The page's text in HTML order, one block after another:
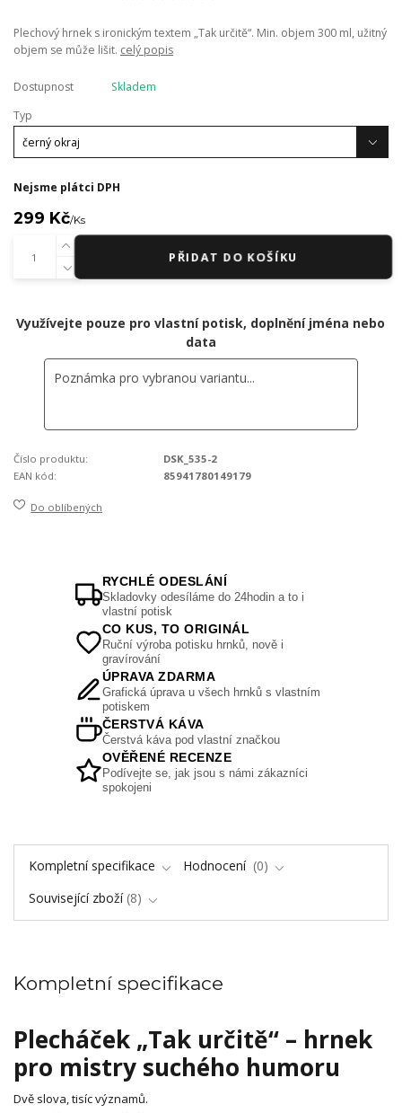
Plechový hrnek s ironickým textem „Tak určitě“. Min. objem 300 ml, užitný
objem se může lišit. celý popis
Dostupnost
Skladem
Typ
Nejsme plátci DPH
299 Kč/Ks
PŘIDAT DO KOŠÍKU
Využívejte pouze pro vlastní potisk, doplnění jména nebo
data
Číslo produktu:
DSK_535-2
EAN kód:
85941780149179
Do oblíbených
RYCHLÉ ODESLÁNÍ
Skladovky odesíláme do 24hodin a to i
vlastní potisk
CO KUS, TO ORIGINÁL
Ruční výroba potisku hrnků, nově i
gravírování
ÚPRAVA ZDARMA
Grafická úprava u všech hrnků s vlastním
potiskem
ČERSTVÁ KÁVA
Čerstvá káva pod vlastní značkou
OVĚŘENÉ RECENZE
Podívejte se, jak jsou s námi zákazníci
spokojeni
Kompletní specifikace Hodnocení
0
Související zboží 8
Kompletní specifikace
Plecháček „Tak určitě“ – hrnek
pro mistry suchého humoru
Dvě slova, tisíc významů.